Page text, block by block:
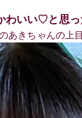
わいい♡と思っ
あきちゃんの上